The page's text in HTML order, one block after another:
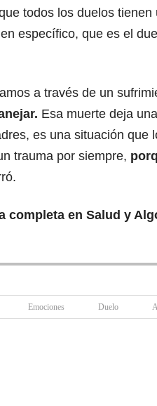
todos los duelos
específico, que es el
a través de un
Esa muerte deja
es una situación que
trauma por siempre,
completa en Salud y
Emociones Duelo